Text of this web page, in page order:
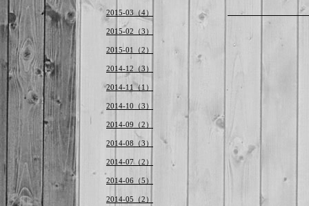
2015-03（4）
2015-02（3）
2015-01（2）
2014-12（3）
2014-11（1）
2014-10（3）
2014-09（2）
2014-08（3）
2014-07（2）
2014-06（5）
2014-05（2）